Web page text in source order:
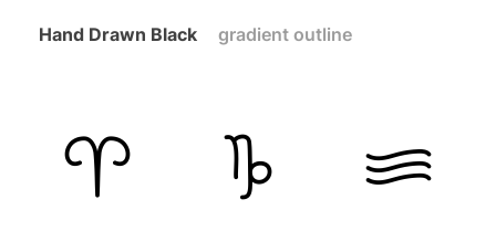
Hand Drawn Black gradient outline